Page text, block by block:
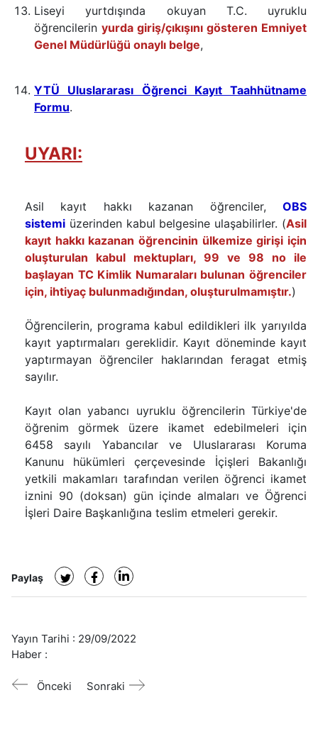
Liseyi yurtdışında okuyan T.C. uyruklu
öğrencilerin yurda giriş/çıkışını gösteren Emniyet
Genel Müdürlüğü onaylı belge,
YTÜ Uluslararası Öğrenci Kayıt Taahhütname
Formu.
UYARI:
Asil kayıt hakkı kazanan öğrenciler, OBS
sistemiüzerinden kabul belgesine ulaşabilirler. (Asil
kayıt hakkı kazanan öğrencinin ülkemize girişi için
oluşturulan kabul mektupları, 99 ve 98 no ile
başlayan TC Kimlik Numaraları bulunan öğrenciler
için, ihtiyaç bulunmadığından, oluşturulmamıştır.)
Öğrencilerin, programa kabul edildikleri ilk yarıyılda
kayıt yaptırmaları gereklidir. Kayıt döneminde kayıt
yaptırmayan öğrenciler haklarından feragat etmiş
sayılır.
Kayıt olan yabancı uyruklu öğrencilerin Türkiye'de
öğrenim görmek üzere ikamet edebilmeleri için
6458 sayılı Yabancılar ve Uluslararası Koruma
Kanunu hükümleri çerçevesinde İçişleri Bakanlığı
yetkili makamları tarafından verilen öğrenci ikamet
iznini 90 (doksan) gün içinde almaları ve Öğrenci
İşleri Daire Başkanlığına teslim etmeleri gerekir.
Paylaş
Yayın Tarihi : 29/09/2022
Haber :
Önceki Sonraki